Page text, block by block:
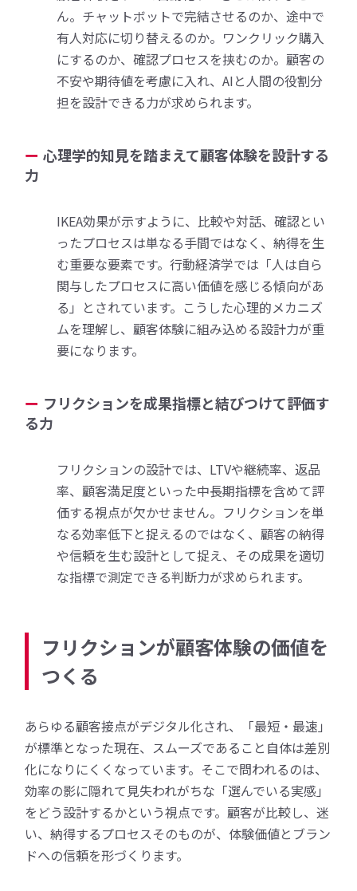
ん。チャットボットで完結させるのか、途中で
有人対応に切り替えるのか。ワンクリック購入
にするのか、確認プロセスを挟むのか。顧客の
不安や期待値を考慮に入れ、AIと人間の役割分
担を設計できる力が求められます。
心理学的知見を踏まえて顧客体験を設計する
力
IKEA効果が示すように、比較や対話、確認とい
ったプロセスは単なる手間ではなく、納得を生
む重要な要素です。行動経済学では「人は自ら
関与したプロセスに高い価値を感じる傾向があ
る」とされています。こうした心理的メカニズ
ムを理解し、顧客体験に組み込める設計力が重
要になります。
フリクションを成果指標と結びつけて評価す
る力
フリクションの設計では、LTVや継続率、返品
率、顧客満足度といった中長期指標を含めて評
価する視点が欠かせません。フリクションを単
なる効率低下と捉えるのではなく、顧客の納得
や信頼を生む設計として捉え、その成果を適切
な指標で測定できる判断力が求められます。
フリクションが顧客体験の価値を
つくる
あらゆる顧客接点がデジタル化され、「最短・最速」
が標準となった現在、スムーズであること自体は差別
化になりにくくなっています。そこで問われるのは、
効率の影に隠れて見失われがちな「選んでいる実感」
をどう設計するかという視点です。顧客が比較し、迷
い、納得するプロセスそのものが、体験価値とブラン
ドへの信頼を形づくります。